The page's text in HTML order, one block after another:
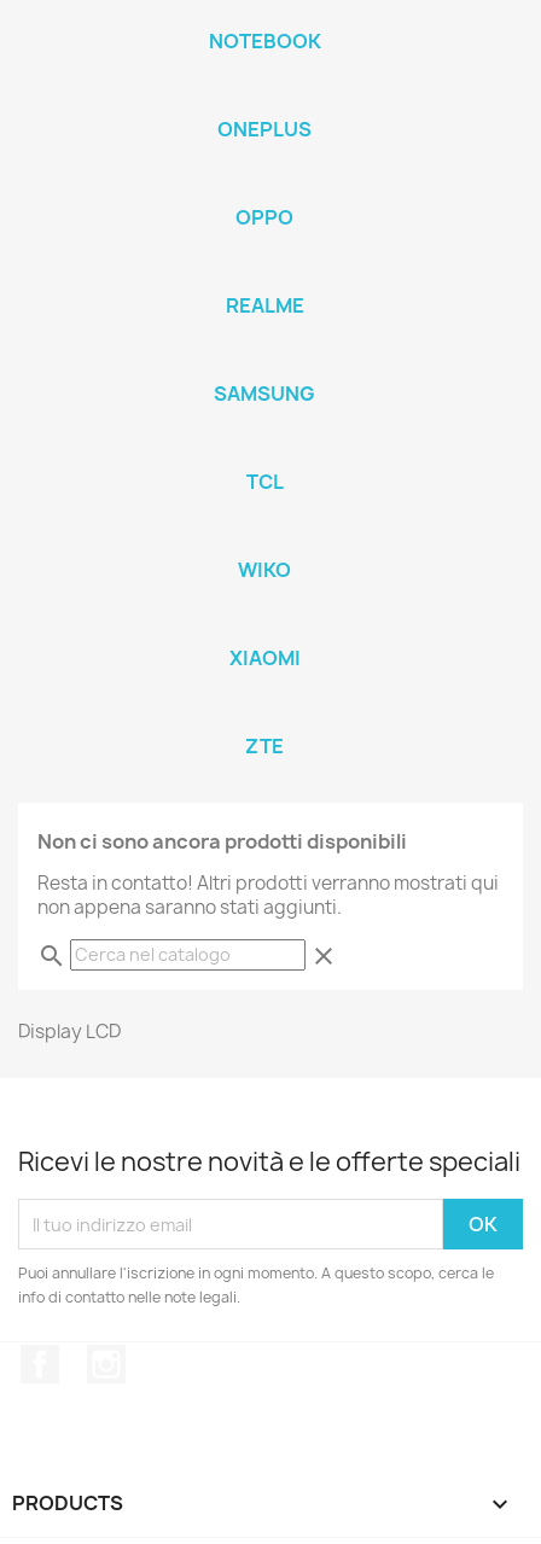
NOTEBOOK
ONEPLUS
OPPO
REALME
SAMSUNG
TCL
WIKO
XIAOMI
ZTE
Non ci sono ancora prodotti disponibili
Resta in contatto! Altri prodotti verranno mostrati qui
non appena saranno stati aggiunti.
search clear
Display LCD
Ricevi le nostre novità e le offerte speciali
Puoi annullare l'iscrizione in ogni momento. A questo scopo, cerca le
info di contatto nelle note legali.
PRODUCTS 